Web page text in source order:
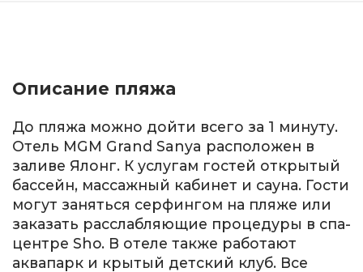
Описание пляжа
До пляжа можно дойти всего за 1 минуту.
Отель MGM Grand Sanya расположен в
заливе Ялонг. К услугам гостей открытый
бассейн, массажный кабинет и сауна. Гости
могут заняться серфингом на пляже или
заказать расслабляющие процедуры в спа-
центре Sho. В отеле также работают
аквапарк и крытый детский клуб. Все